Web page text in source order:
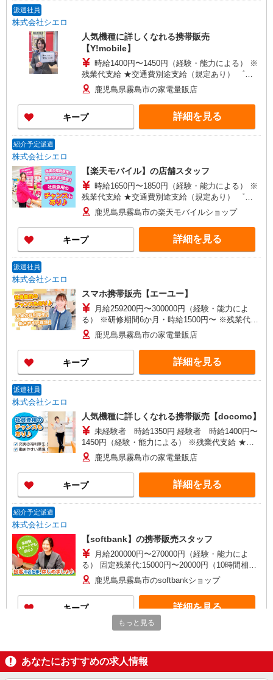
派遣社員
株式会社シエロ
人気機種に詳しくなれる携帯販売
【Y!mobile】
時給1400円〜1450円（経験・能力による） ※
残業代支給 ★交通費別途支給（規定あり） ゜
+゜・。○。・゜+゜・。○。・゜+゜ 入社祝い金10
万円支給(規定有) お友達を紹介頂くと, インセンテ
ィブ支給(規定有) ★月2回払い・週払い可能（規程
有）★ ゜・。○。・゜+゜・。○。・゜+゜
鹿児島県霧島市の家電量販店
キープ 詳細を見る
紹介予定派遣
株式会社シエロ
【楽天モバイル】の店舗スタッフ
時給1650円〜1850円（経験・能力による） ※
残業代支給 ★交通費別途支給（規定あり） ゜
+゜・。○。・゜+゜・。○。・゜+゜ 入社祝い金10
万円支給(規定有) お友達を紹介頂くと, インセンテ
ィブ支給(規定有) ★月2回払い・週払い可能（規程
有）★ ゜・。○。・゜+゜・。○。・゜+゜
鹿児島県霧島市の楽天モバイルショップ
キープ 詳細を見る
派遣社員
株式会社シエロ
スマホ携帯販売【エーユー】
月給259200円〜300000円（経験・能力によ
る） ※研修期間6か月・時給1500円〜 ※残業代支
給 ★交通費別途支給（規定あり） ゜+゜・。
○。・゜+゜・。○。・゜+゜ 入社祝い金10万円支
給(規定有) お友達を紹介頂くと, インセンティブ支
給(規定有) ゜・。○。・゜+゜・。○。・゜+゜
鹿児島県霧島市の家電量販店
キープ 詳細を見る
派遣社員
株式会社シエロ
人気機種に詳しくなれる携帯販売【docomo】
未経験者 時給1350円 経験者 時給1400円〜
1450円（経験・能力による） ※残業代支給 ★交
通費別途支給（規定あり） ゜+゜・。○。・゜
+゜・。○。・゜+゜ 入社祝い金10万円支給(規定
有) お友達を紹介頂くと, インセンティブ支給(規定
有) ★月2回払い・週払い可能（規程有）★ ゜・。
○。・゜+゜・。○。・゜+゜
鹿児島県霧島市の家電量販店
キープ 詳細を見る
紹介予定派遣
株式会社シエロ
【softbank】の携帯販売スタッフ
月給200000円〜270000円（経験・能力によ
る） 固定残業代:15000円〜20000円（10時間相
当） ※職務手当との名称で、時間外労働の有無に
かかわらず、固定残業代として支給（役職と給与
に応じて計算。役職についていない正社員は
20,000円を支給）。超過分の時間外労働は追加で
残業代を支給。 ※試用期間あり3ヶ月月給25万円
以上 ※残業代支給 ★交通費別途支給（規定あり）
10万円支給(規定有) お友達を紹介頂くと, インセン
ティブ支給(規定有) ゜・。○。・゜+゜・。
○。・゜+゜
鹿児島県霧島市のsoftbankショップ
キープ 詳細を見る
人気機種に詳しくなれる携帯販売
【Y!mobile】
もっと見る
あなたにおすすめの求人情報